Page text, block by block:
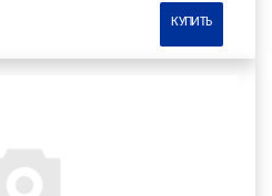
КУПИТЬ